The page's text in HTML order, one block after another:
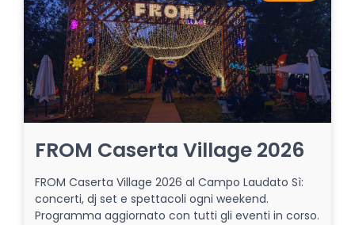
FROM Caserta Village 2026
FROM Caserta Village 2026 al Campo Laudato Sì:
concerti, dj set e spettacoli ogni weekend.
Programma aggiornato con tutti gli eventi in corso.